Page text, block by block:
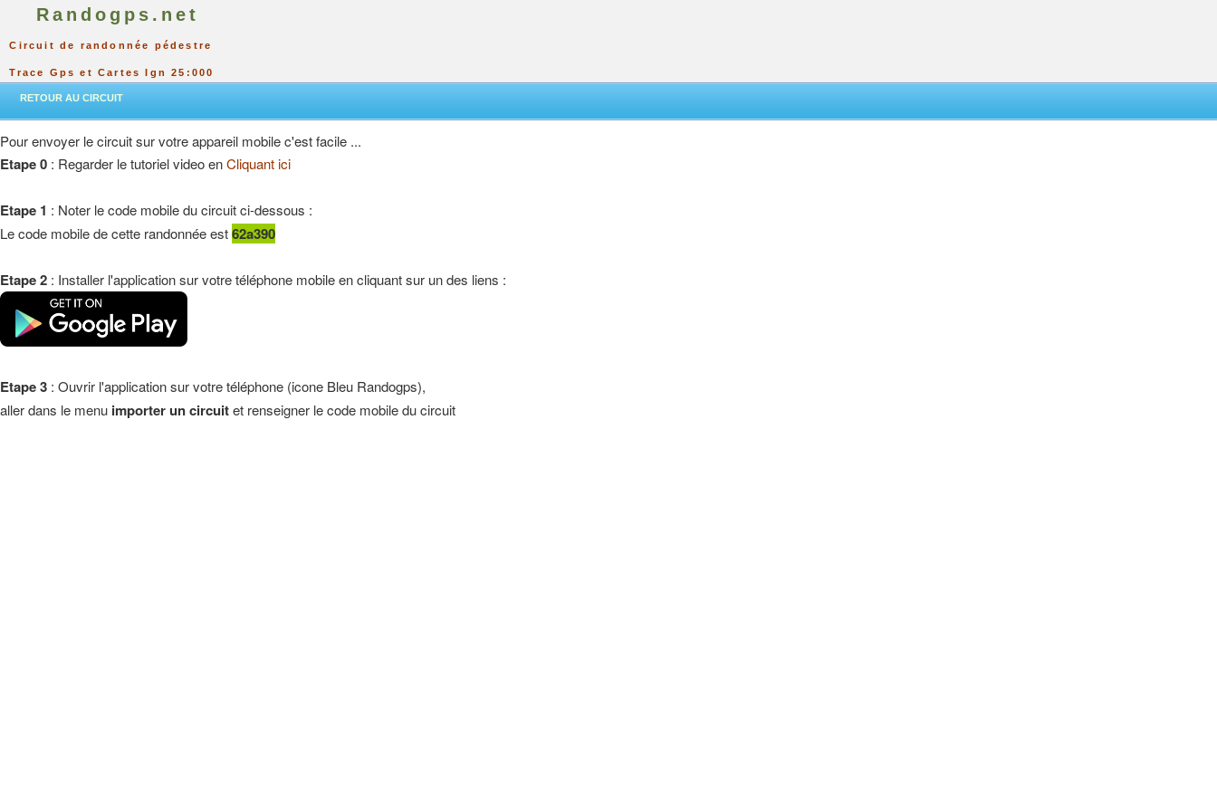
Randogps.net
Circuit de randonnée pédestre
Trace Gps et Cartes Ign 25:000
RETOUR AU CIRCUIT
Pour envoyer le circuit sur votre appareil mobile c'est facile ...
Etape 0 : Regarder le tutoriel video enCliquant ici
Etape 1 : Noter le code mobile du circuit ci-dessous :
Le code mobile de cette randonnée est62a390
Etape 2 : Installer l'application sur votre téléphone mobile en cliquant sur un des liens :
Etape 3 : Ouvrir l'application sur votre téléphone (icone Bleu Randogps),
aller dans le menu importer un circuitet renseigner le code mobile du circuit